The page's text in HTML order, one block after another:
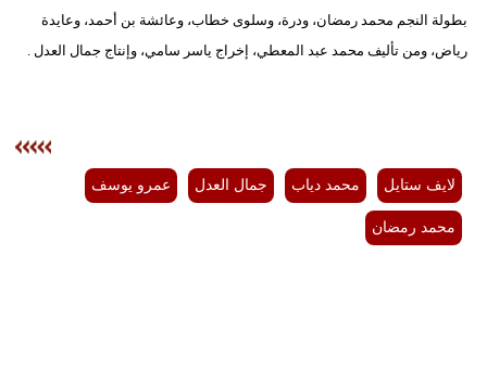
بطولة النجم محمد رمضان، ودرة، وسلوى خطاب، وعائشة بن أحمد، وعايدة
رياض، ومن تأليف محمد عبد المعطي، إخراج ياسر سامي، وإنتاج جمال العدل .
لايف ستايل محمد دياب جمال العدل عمرو يوسف
محمد رمضان